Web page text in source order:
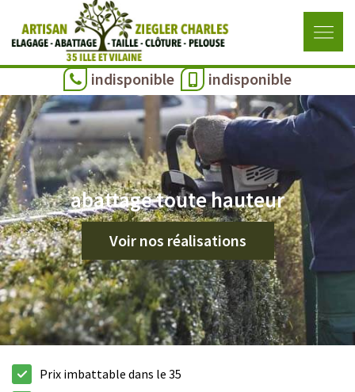
indisponible indisponible
abattage toute hauteur
Voir nos réalisations
Prix imbattable dans le 35